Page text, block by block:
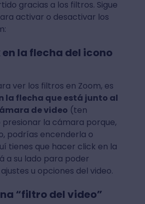
gracias a los filtros. Sigue
activar o desactivar los
en la flecha del icono
ver los filtros en Zoom, es
la flecha que está junto al
de video (ten
presionar la cámara porque,
podrías encenderla o
tienes que hacer click en la
a su lado para poder
u opciones del video.
“filtro del video”